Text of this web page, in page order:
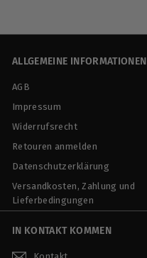
0
ALLGEMEINE INFORMATIONEN
AGB
Impressum
Widerrufsrecht
Retouren anmelden
Datenschutzerklärung
Versandkosten, Zahlung und
Lieferbedingungen
IN KONTAKT KOMMEN